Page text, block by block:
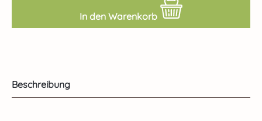
In den Warenkorb
Beschreibung